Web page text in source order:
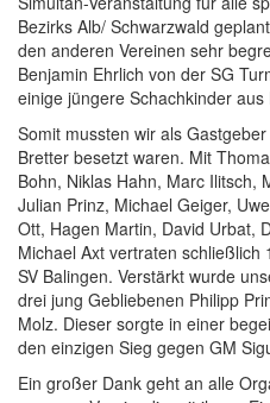
Bezirks Alb/ Schwarzwald
den anderen Vereinen sehr
Benjamin Ehrlich von der SG
einige jüngere Schachkinder aus
Somit mussten wir als
Bretter besetzt waren. Mit
Bohn, Niklas Hahn, Marc Ilitsch,
Julian Prinz, Michael Geiger,
Ott, Hagen Martin, David Urbat,
Michael Axt vertraten
SV Balingen. Verstärkt wurde
drei jung Gebliebenen Philipp
Molz. Dieser sorgte in einer
den einzigen Sieg gegen GM
Ein großer Dank geht an alle